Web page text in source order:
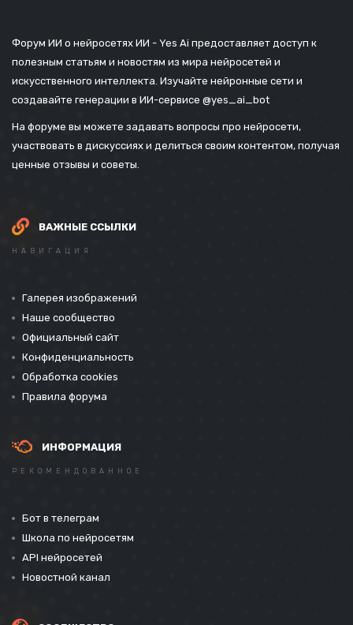
Форум ИИ о нейросетях ИИ - Yes Ai предоставляет доступ к
полезным статьям и новостям из мира нейросетей и
искусственного интеллекта. Изучайте нейронные сети и
создавайте генерации в ИИ-сервисе @yes_ai_bot
На форуме вы можете задавать вопросы про нейросети,
участвовать в дискуссиях и делиться своим контентом, получая
ценные отзывы и советы.
ВАЖНЫЕ ССЫЛКИ
НАВИГАЦИЯ
Галерея изображений
Наше сообщество
Официальный сайт
Конфиденциальность
Обработка cookies
Правила форума
ИНФОРМАЦИЯ
РЕКОМЕНДОВАННОЕ
Бот в телеграм
Школа по нейросетям
API нейросетей
Новостной канал